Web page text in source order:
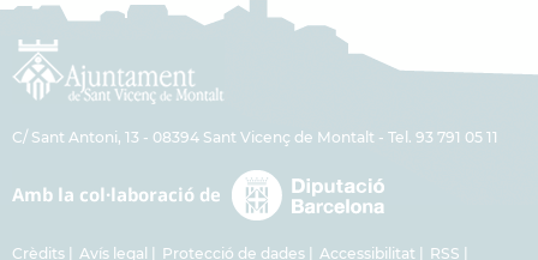
C/ Sant Antoni, 13 - 08394 Sant Vicenç de Montalt - Tel. 93 791 05 11
Crèdits Avís legal Protecció de dades Accessibilitat RSS